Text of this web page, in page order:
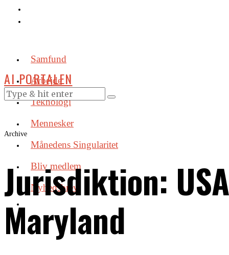
Samfund
Arbejde
Teknologi
Mennesker
Månedens Singularitet
Bliv medlem
Nyhedsbrev
AI PORTALEN
Archive
Jurisdiktion:
Maryland